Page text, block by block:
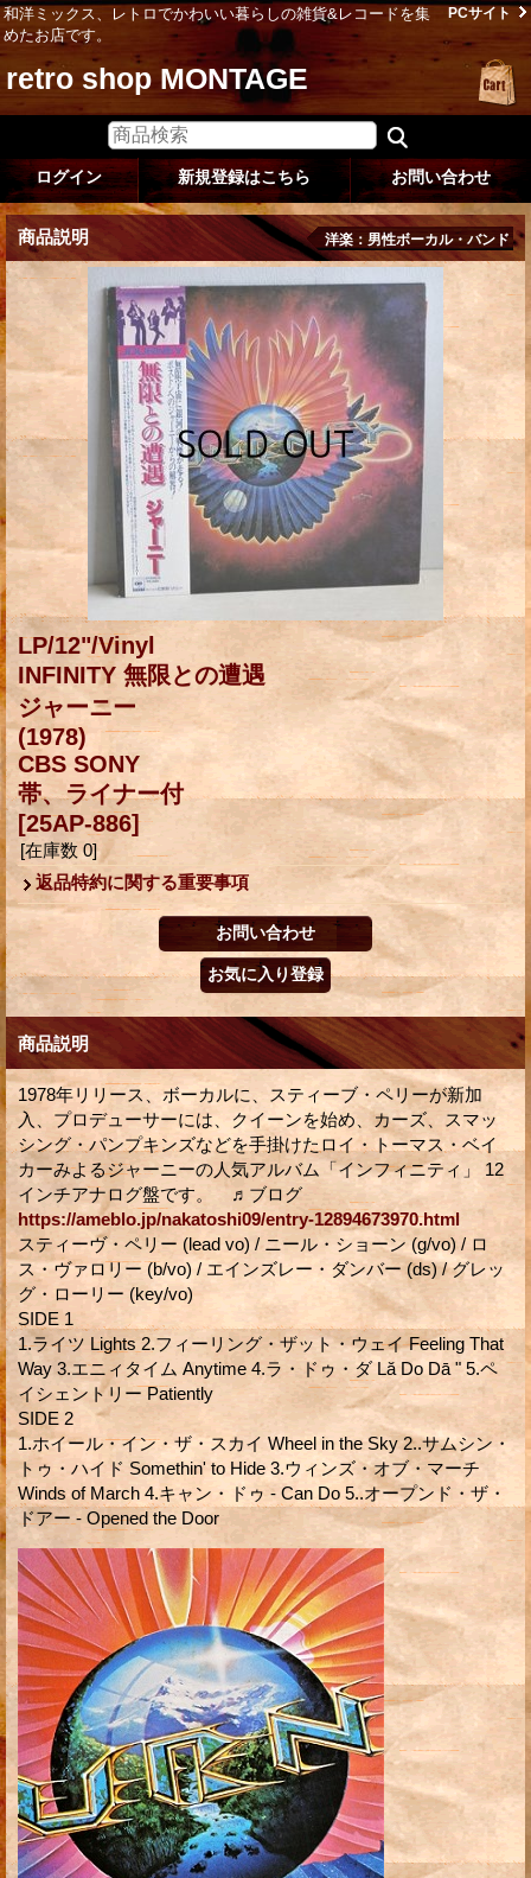
和洋ミックス、レトロでかわいい暮らしの雑貨&レコードを集
めたお店です。
PCサイト
retro shop MONTAGE
ログイン 新規登録はこちら お問い合わせ
商品説明 洋楽：男性ボーカル・バンド
LP/12"/Vinyl
INFINITY 無限との遭遇
ジャーニー
(1978)
CBS SONY
帯、ライナー付
[25AP-886]
[在庫数 0]
返品特約に関する重要事項
商品説明
1978年リリース、ボーカルに、スティーブ・ペリーが新加
入、プロデューサーには、クイーンを始め、カーズ、スマッ
シング・パンプキンズなどを手掛けたロイ・トーマス・ベイ
カーみよるジャーニーの人気アルバム「インフィニティ」 12
インチアナログ盤です。 ♬ブログ
https://ameblo.jp/nakatoshi09/entry-12894673970.html
スティーヴ・ペリー (lead vo) / ニール・ショーン (g/vo) / ロ
ス・ヴァロリー (b/vo) / エインズレー・ダンバー (ds) / グレッ
グ・ローリー (key/vo)
SIDE 1
1.ライツ Lights 2.フィーリング・ザット・ウェイ Feeling That
Way 3.エニィタイム Anytime 4.ラ・ドゥ・ダ Lă Do Dā " 5.ペ
イシェントリー Patiently
SIDE 2
1.ホイール・イン・ザ・スカイ Wheel in the Sky 2..サムシン・
トゥ・ハイド Somethin' to Hide 3.ウィンズ・オブ・マーチ
Winds of March 4.キャン・ドゥ - Can Do 5..オープンド・ザ・
ドアー - Opened the Door